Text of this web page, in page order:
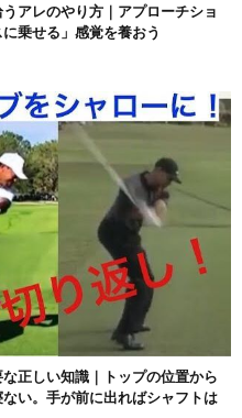
アレのやり方｜アプローチショ
乗せる」感覚を養おう
正しい知識｜トップの位置から
い。手が前に出ればシャフトは